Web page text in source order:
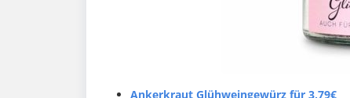
Ankerkraut Glühweingewürz für 3,79€